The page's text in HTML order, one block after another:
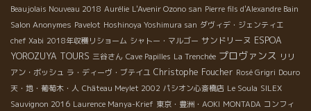
Beaujolais Nouveau 2018 Aurélie L'Avenir Ozono san Pierre fils d'Alexandre Bain
Salon Anonymes Pavelot Hoshinoya Yoshimura san ダヴィデ・ジェンティエ
chef Xabi 2018年収穫リショーム シャトー・マルゴー サンドリーヌ ESPOA
YOROZUYA TOURS 三谷さん Cave Papilles La Trenchée プロヴァンス リリ
アン・ボッシュ ラ・ディーヴ・ブテイユ Christophe Foucher Rosé Grigri Douro
天・地・葡萄木・人 Château Meylet 2002 パシオン心斎橋店 Le Soula SILEX
Sauvignon 2016 Laurence Manya-Krief 東京・豊洲・AOKI MONTADA コンフィ